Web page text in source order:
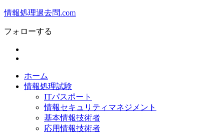
情報処理過去問.com
フォローする
ホーム
情報処理試験
ITパスポート
情報セキュリティマネジメント
基本情報技術者
応用情報技術者